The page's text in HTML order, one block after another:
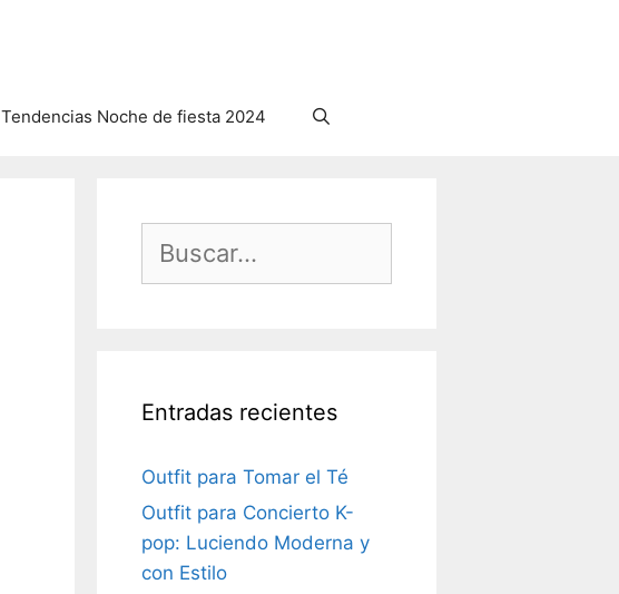
Tendencias Noche de fiesta 2024
Entradas recientes
Outfit para Tomar el Té
Outfit para Concierto K-
pop: Luciendo Moderna y
con Estilo